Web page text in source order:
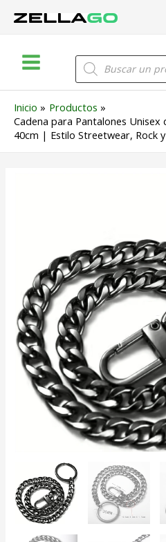
Menu
Búsqueda
de
productos
Inicio
Productos
Cadena para Pantalones
40cm | Estilo Streetwear, Rock
Inoxidable
Negro
40cm
|
Estilo
Streetwear,
Rock
cantidad